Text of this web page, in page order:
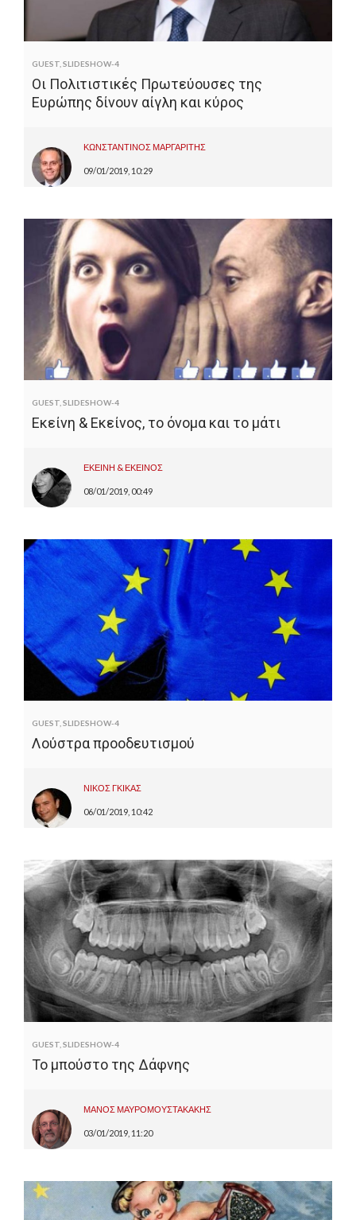
GUEST SLIDESHOW-4
Οι Πολιτιστικές Πρωτεύουσες της
Ευρώπης δίνουν αίγλη και κύρος
ΚΩΝΣΤΑΝΤΙΝΟΣ ΜΑΡΓΑΡΙΤΗΣ
09/01/2019, 10:29
GUEST SLIDESHOW-4
Εκείνη & Εκείνος, το όνομα και το μάτι
ΕΚΕΙΝΗ & ΕΚΕΙΝΟΣ
08/01/2019, 00:49
GUEST,SLIDESHOW-4
Λούστρα προοδευτισμού
ΝΙΚΟΣ ΓΚΙΚΑΣ
06/01/2019, 10:42
GUEST SLIDESHOW-4
Το μπούστο της Δάφνης
ΜΑΝΟΣ ΜΑΥΡΟΜΟΥΣΤΑΚΑΚΗΣ
03/01/2019, 11:20